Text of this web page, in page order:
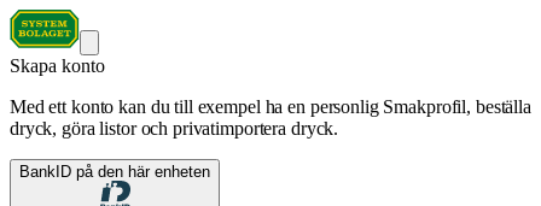
Skapa konto
Med ett konto kan du till exempel ha en personlig Smakprofil, beställa
dryck, göra listor och privatimportera dryck.
BankID på den här enheten